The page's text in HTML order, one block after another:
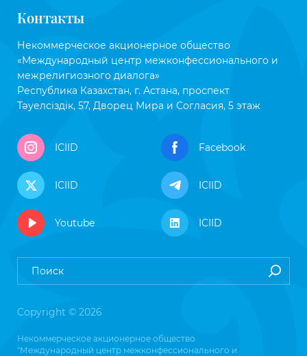
Контакты
Некоммерческое акционерное общество
«Международный центр межконфессионального и
межрелигиозного диалога»
Республика Казахстан, г. Астана, проспект
Тәуелсіздік, 57, Дворец Мира и Согласия, 5 этаж
ICIID Facebook
ICIID ICIID
Youtube ICIID
Copyright © 2026
Некоммерческое акционерное общество
"Международный центр межконфессионального и